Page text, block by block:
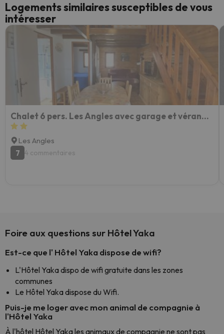
Logements similaires susceptibles de vous
intéresser
Chalet 6 pers. Les Angles avec garage et véranda - FR-1-295-136
Les Angles
7 4 commentaires
Foire aux questions sur Hôtel Yaka
Est-ce que l' Hôtel Yaka dispose de wifi?
L'Hôtel Yaka dispo de wifi gratuite dans les zones
communes
Le Hôtel Yaka dispose du Wifi.
Puis-je me loger avec mon animal de compagnie à
l'Hôtel Yaka
À l'hôtel Hôtel Yaka les animaux de compagnie ne sont pas